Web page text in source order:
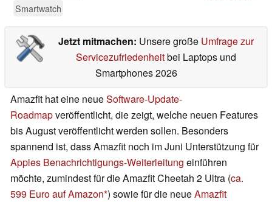
Smartwatch
Jetzt mitmachen: Unsere große Umfrage zur
Servicezufriedenheitbei Laptops und
Smartphones 2026
Amazfit hat eine neueSoftware-Update-
Roadmapveröffentlicht, die zeigt, welche neuen Features
bis August veröffentlicht werden sollen. Besonders
spannend ist, dass Amazfit noch im Juni Unterstützung für
Apples Benachrichtigungs-Weiterleitung einführen
möchte, zumindest für die Amazfit Cheetah 2 Ultra (ca.
599 Euro auf Amazon ) sowie für die neueAmazfit